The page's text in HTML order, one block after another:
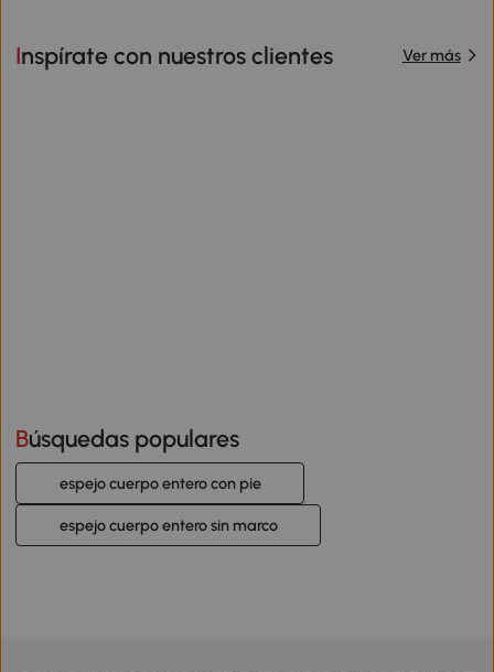
Inspírate con nuestros clientes Ver más
Búsquedas populares
espejo cuerpo entero con pie
espejo cuerpo entero sin marco